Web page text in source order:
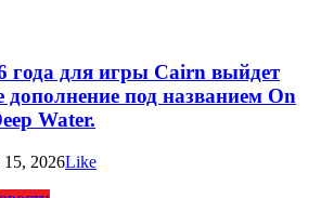
года для игры Cairn выйдет
дополнение под названием On
Water.
2026Like